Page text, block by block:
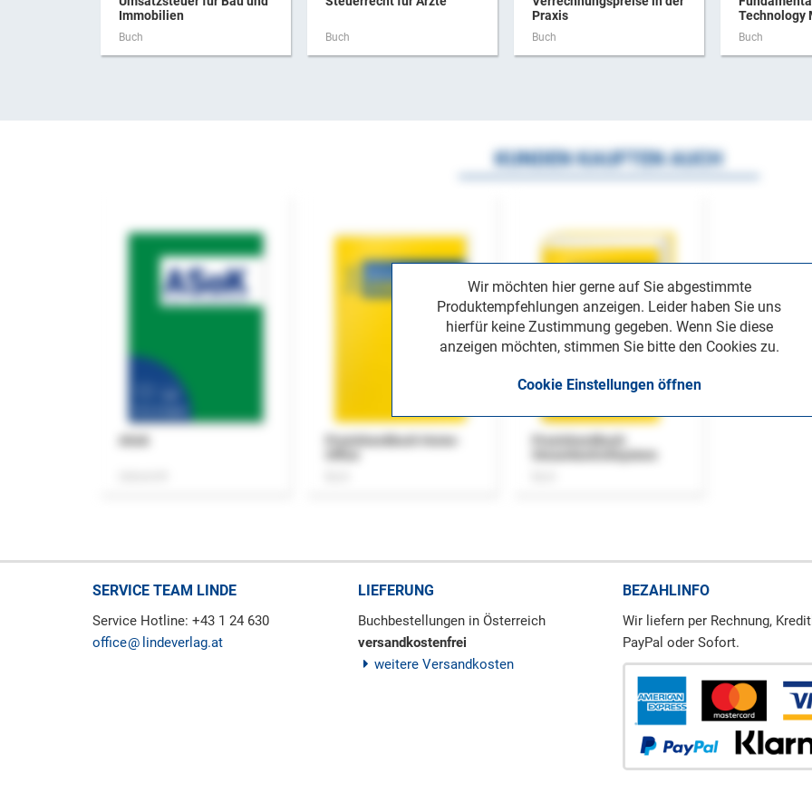
Immobilien
Buch Buch
Praxis
Buch
Technology
Buch
Wir möchten hier gerne auf Sie abgestimmte
Produktempfehlungen anzeigen. Leider haben Sie uns
hierfür keine Zustimmung gegeben. Wenn Sie diese
anzeigen möchten, stimmen Sie bitte den Cookies zu.
Cookie Einstellungen öffnen
KUNDEN KAUFTEN AUCH
Praxishandbuch Home-
Praxishandbuch
SERVICE TEAM LINDE
Service Hotline: +43 1 24 630
office
lindeverlag.at
LIEFERUNG
Buchbestellungen in Österreich
versandkostenfrei
weitere Versandkosten
BEZAHLINFO
Wir liefern per Rechnung,
PayPal oder Sofort.